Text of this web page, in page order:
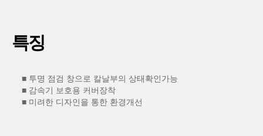
특징
■ 투명 점검 창으로 칼날부의 상태확인가능
■ 감속기 보호용 커버장착
■ 미려한 디자인을 통한 환경개선